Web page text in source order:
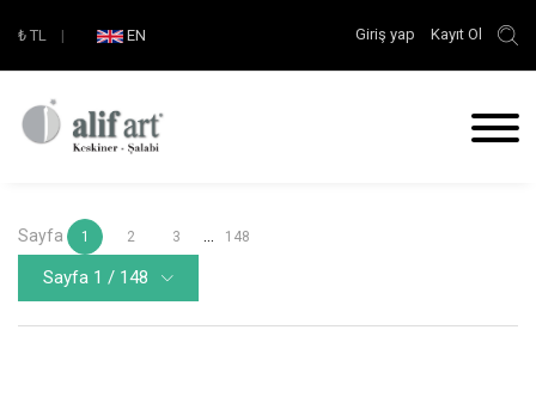
₺ TL | EN Giriş yap Kayıt Ol
Sayfa 1 2 3 148
Sayfa 1 / 148